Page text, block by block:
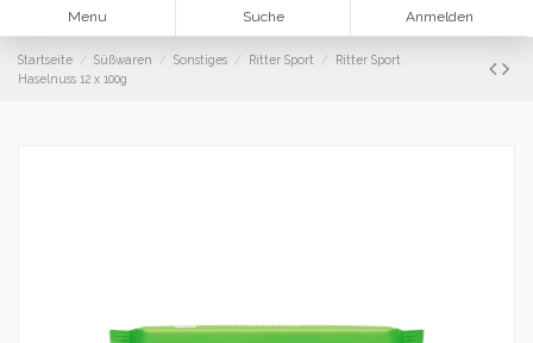
Menu Suche Anmelden
Startseite Süßwaren Sonstiges Ritter Sport
Ritter Sport
Haselnuss 12 x 100g